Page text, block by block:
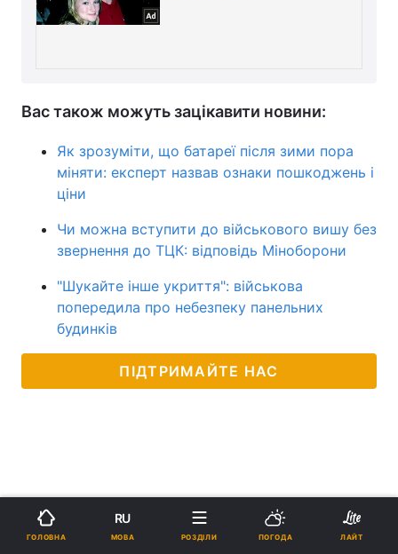
Вас також можуть зацікавити новини:
Як зрозуміти, що батареї після зими пора
міняти: експерт назвав ознаки пошкоджень і
ціни
Чи можна вступити до військового вишу без
звернення до ТЦК: відповідь Міноборони
"Шукайте інше укриття": військова
попередила про небезпеку панельних
будинків
ПІДТРИМАЙТЕ НАС
ГОЛОВНА
RU
МОВА РОЗДІЛИ ПОГОДА ЛАЙТ